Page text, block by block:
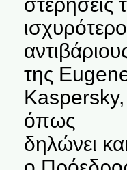
ισχυρότερο
της
Kaspersky,
όπως
δηλώνει και